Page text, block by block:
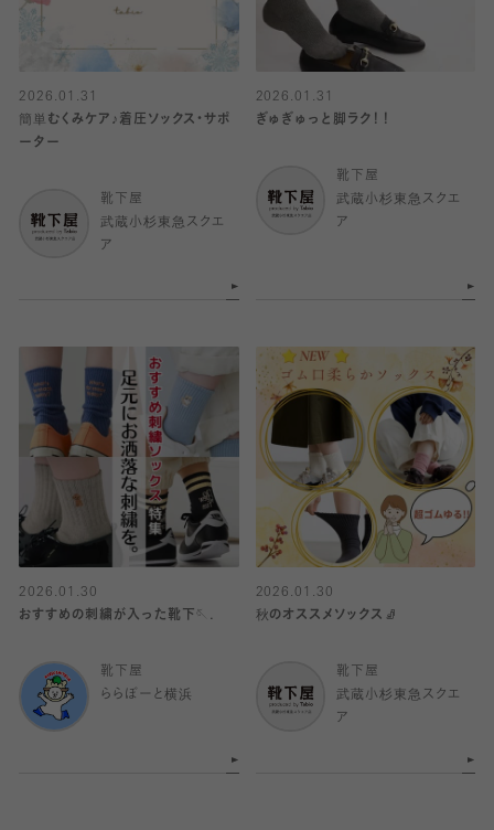
2026.01.31
簡単むくみケア♪着圧ソックス・サポ
ーター
靴下屋
武蔵小杉東急スクエ
ア
2026.01.31
ぎゅぎゅっと脚ラク！！
靴下屋
武蔵小杉東急スクエ
ア
2026.01.30
おすすめの刺繍が入った靴下🪡.
靴下屋
ららぽーと横浜
2026.01.30
秋のオススメソックス🧦
靴下屋
武蔵小杉東急スクエ
ア